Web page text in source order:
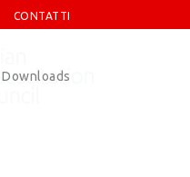
CONTATTI
Downloads